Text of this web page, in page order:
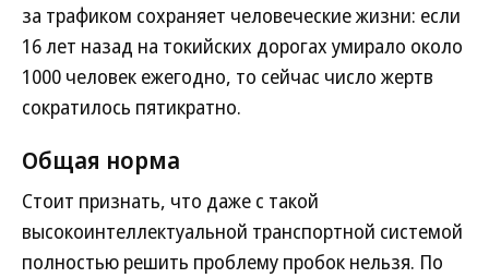
за трафиком сохраняет человеческие жизни: если
16 лет назад на токийских дорогах умирало около
1000 человек ежегодно, то сейчас число жертв
сократилось пятикратно.
Общая норма
Стоит признать, что даже с такой
высокоинтеллектуальной транспортной системой
полностью решить проблему пробок нельзя. По